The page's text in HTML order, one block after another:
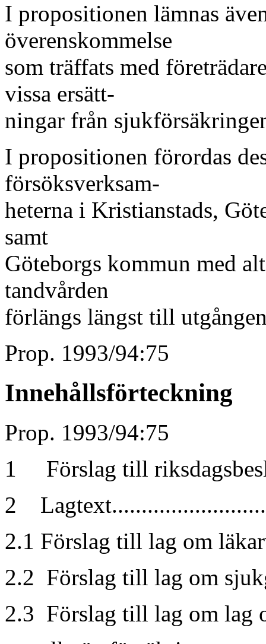
I propositionen lämnas
överenskommelse
som träffats med
vissa ersätt-
ningar från
I propositionen förordas
försöksverksam-
heterna i Kristianstads,
samt
Göteborgs kommun med
tandvården
förlängs längst till
Prop. 1993/94:75
Innehållsförteckning
Prop. 1993/94:75
1 Förslag till
2
2.1 Förslag till lag om
2.2 Förslag till lag om
2.3 Förslag till lag om lag